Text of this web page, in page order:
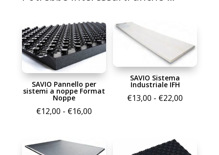
SAVIO Pannello per
sistemi a noppe Format
Noppe
€12,00 - €16,00Fascia
da
SAVIO Sistema
Industriale IFH
€13,00 - €22,00
€13,00